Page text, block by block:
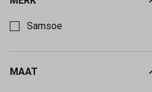
Samsoe
MAAT